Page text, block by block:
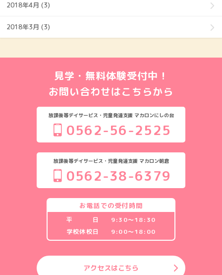
2018年4月 (3)
2018年3月 (3)
見学・無料体験受付中！
お問い合わせはこちらから
放課後等デイサービス・児童発達支援 マカロンにしの台
0562-56-2525
放課後等デイサービス・児童発達支援 マカロン朝倉
0562-38-6379
お電話での受付時間
平 日
9:30〜18:30
学校休校日
9:00〜18:00
アクセスはこちら